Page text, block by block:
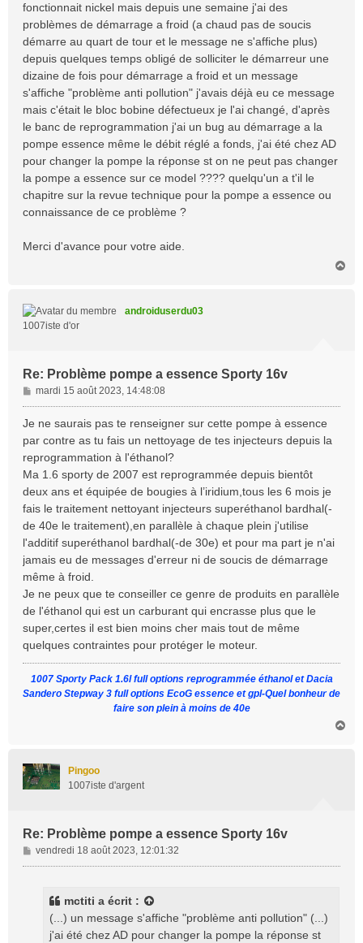
fonctionnait nickel mais depuis une semaine j'ai des
problèmes de démarrage a froid (a chaud pas de soucis
démarre au quart de tour et le message ne s'affiche plus)
depuis quelques temps obligé de solliciter le démarreur une
dizaine de fois pour démarrage a froid et un message
s'affiche "problème anti pollution" j'avais déjà eu ce message
mais c'était le bloc bobine défectueux je l'ai changé, d'après
le banc de reprogrammation j'ai un bug au démarrage a la
pompe essence même le débit réglé a fonds, j'ai été chez AD
pour changer la pompe la réponse st on ne peut pas changer
la pompe a essence sur ce model ???? quelqu'un a t'il le
chapitre sur la revue technique pour la pompe a essence ou
connaissance de ce problème ?
Merci d'avance pour votre aide.
androiduserdu03
1007iste d'or
Re: Problème pompe a essence Sporty 16v
M
e
s
g
e
mardi 15 août 2023, 14:48:08
Je ne saurais pas te renseigner sur cette pompe à essence
par contre as tu fais un nettoyage de tes injecteurs depuis la
reprogrammation à l'éthanol?
Ma 1.6 sporty de 2007 est reprogrammée depuis bientôt
deux ans et équipée de bougies à l’iridium,tous les 6 mois je
fais le traitement nettoyant injecteurs superéthanol bardhal(-
de 40e le traitement),en parallèle à chaque plein j'utilise
l'additif superéthanol bardhal(-de 30e) et pour ma part je n'ai
jamais eu de messages d'erreur ni de soucis de démarrage
même à froid.
Je ne peux que te conseiller ce genre de produits en parallèle
de l'éthanol qui est un carburant qui encrasse plus que le
super,certes il est bien moins cher mais tout de même
quelques contraintes pour protéger le moteur.
1007 Sporty Pack 1.6l full options reprogrammée éthanol et Dacia
Sandero Stepway 3 full options EcoG essence et gpl-Quel bonheur de
faire son plein à moins de 40e
Pingoo
1007iste d'argent
Re: Problème pompe a essence Sporty 16v
M
e
vendredi 18 août 2023, 12:01:32
mctiti a écrit :
(...) un message s'affiche "problème anti pollution" (...)
j'ai été chez AD pour changer la pompe la réponse st